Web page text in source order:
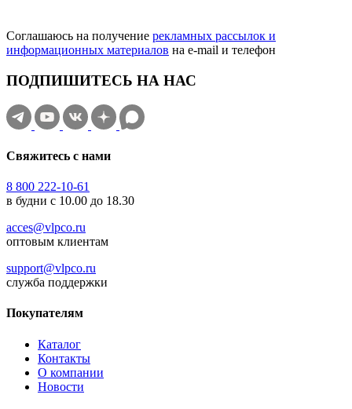
Соглашаюсь на получение рекламных рассылок и
информационных материалов на e‑mail и телефон
ПОДПИШИТЕСЬ НА НАС
Свяжитесь с нами
8 800 222-10-61
в будни с 10.00 до 18.30
acces@vlpco.ru
оптовым клиентам
support@vlpco.ru
служба поддержки
Покупателям
Каталог
Контакты
О компании
Новости